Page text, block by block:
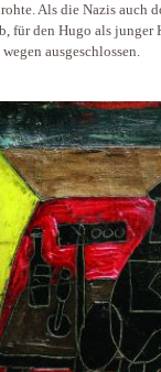
Als die Nazis auch
für den Hugo als junger
ausgeschlossen.